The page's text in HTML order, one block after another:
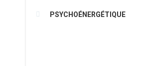
PSYCHOÉNERGÉTIQUE